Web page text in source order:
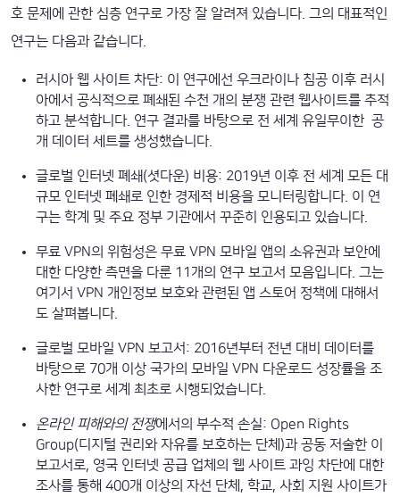
호 문제에 관한 심층 연구로 가장 잘 알려져 있습니다. 그의 대표적인
연구는 다음과 같습니다.
러시아 웹 사이트 차단: 이 연구에선 우크라이나 침공 이후 러시
아에서 공식적으로 폐쇄된 수천 개의 분쟁 관련 웹사이트를 추적
하고 분석합니다. 연구 결과를 바탕으로 전 세계 유일무이한 공
개 데이터 세트를 생성했습니다.
글로벌 인터넷 폐쇄(셧다운) 비용: 2019년 이후 전 세계 모든 대
규모 인터넷 폐쇄로 인한 경제적 비용을 모니터링합니다. 이 연
구는 학계 및 주요 정부 기관에서 꾸준히 인용되고 있습니다.
무료 VPN의 위험성은 무료 VPN 모바일 앱의 소유권과 보안에
대한 다양한 측면을 다룬 11개의 연구 보고서 모음입니다. 그는
여기서 VPN 개인정보 보호와 관련된 앱 스토어 정책에 대해서
도 살펴봅니다.
글로벌 모바일 VPN 보고서: 2016년부터 전년 대비 데이터를
바탕으로 70개 이상 국가의 모바일 VPN 다운로드 성장률을 조
사한 연구로 세계 최초로 시행되었습니다.
온라인 피해와의 전쟁에서의 부수적 손실: Open Rights
Group(디지털 권리와 자유를 보호하는 단체)과 공동 저술한 이
보고서로, 영국 인터넷 공급 업체의 웹 사이트 과잉 차단에 대한
조사를 통해 400개 이상의 자선 단체, 학교, 사회 지원 사이트가